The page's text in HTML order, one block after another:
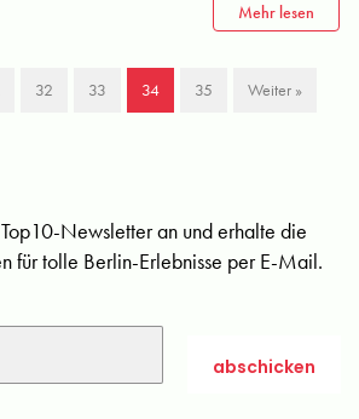
Mehr lesen
32 33 34 35 Weiter »
Newsletter an und erhalte die
für tolle Berlin-Erlebnisse per E-Mail.